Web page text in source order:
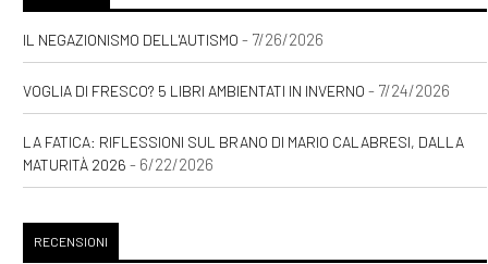
IL NEGAZIONISMO DELL'AUTISMO - 7/26/2026
VOGLIA DI FRESCO? 5 LIBRI AMBIENTATI IN INVERNO - 7/24/2026
LA FATICA: RIFLESSIONI SUL BRANO DI MARIO CALABRESI, DALLA
MATURITÀ 2026 - 6/22/2026
RECENSIONI